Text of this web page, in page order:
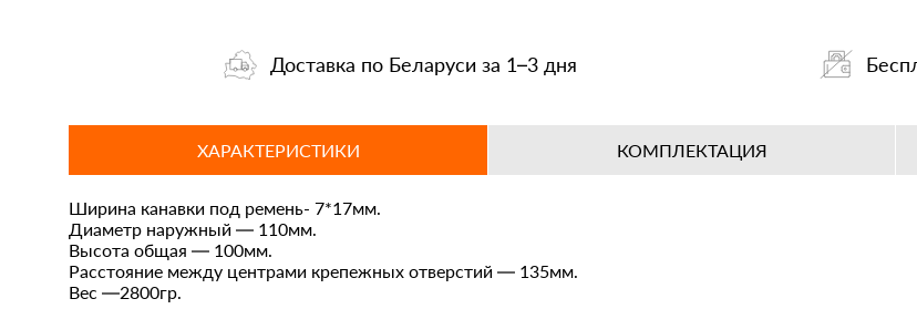
Доставка по Беларуси за 1–3 дня
ХАРАКТЕРИСТИКИ КОМПЛЕКТАЦИЯ
Ширина канавки под ремень- 7*17мм.
Диаметр наружный — 110мм.
Высота общая — 100мм.
Расстояние между центрами крепежных отверстий — 135мм.
Вес —2800гр.